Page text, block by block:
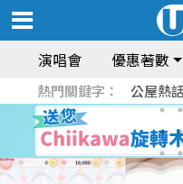
演唱會 優惠著數
熱門關鍵字： 公屋熱